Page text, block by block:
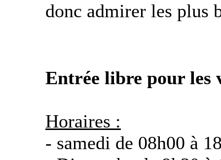
donc admirer les plus
Entrée libre pour les
Horaires :
- samedi de 08h00 à